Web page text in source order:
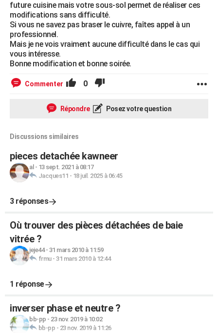
future cuisine mais votre sous-sol permet de réaliser ces
modifications sans difficulté.
Si vous ne savez pas braser le cuivre, faîtes appel à un
professionnel.
Mais je ne vois vraiment aucune difficulté dans le cas qui
vous intéresse.
Bonne modification et bonne soirée.
Commenter 0
Répondre Posez votre question
Discussions similaires
pieces detachée kawneer
al - 13 sept. 2021 à 08:17
Jacques11 - 18 juil. 2025 à 06:45
3 réponses
Où trouver des pièces détachées de baie
vitrée ?
jeje44- 31 mars 2010 à 11:59
frmu- 31 mars 2010 à 12:44
1 réponse
inverser phase et neutre ?
bb-pp - 23 nov. 2019 à 10:02
bb-pp - 23 nov. 2019 à 11:26